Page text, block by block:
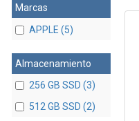
Marcas
APPLE (5)
Almacenamiento
256 GB SSD (3)
512 GB SSD (2)